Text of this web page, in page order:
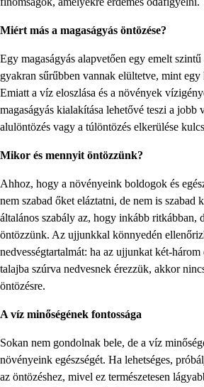
Miért más a magaságyás öntözése?
Egy magaságyás alapvetően egy emelt
gyakran sűrűbben vannak elültetve, mint egy
Emiatt a víz eloszlása és a növények
magaságyás kialakítása lehetővé teszi a jobb
alulöntözés vagy a túlöntözés elkerülése
Mikor és mennyit öntözzünk?
Ahhoz, hogy a növényeink boldogok és
nem szabad őket eláztatni, de nem is szabad
általános szabály az, hogy inkább ritkábban,
öntözzünk. Az ujjunkkal könnyedén
nedvességtartalmát: ha az ujjunkat két-
talajba szúrva nedvesnek érezzük, akkor
öntözésre.
A víz minőségének fontossága
Sokan nem gondolnak bele, de a víz
növényeink egészségét. Ha lehetséges,
az öntözéshez, mivel ez természetesen